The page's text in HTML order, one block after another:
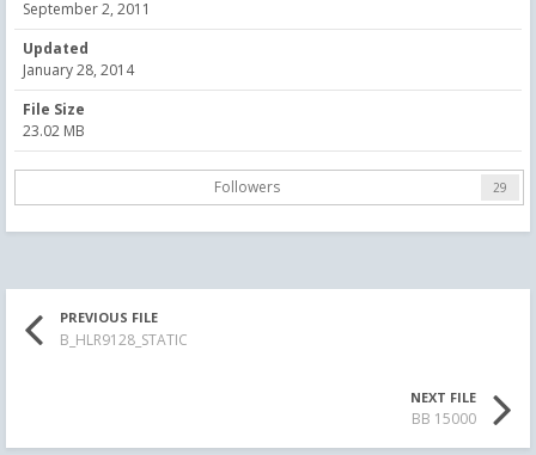
September 2, 2011
Updated
January 28, 2014
File Size
23.02 MB
Followers 29
PREVIOUS FILE
B_HLR9128_STATIC
NEXT FILE
BB 15000